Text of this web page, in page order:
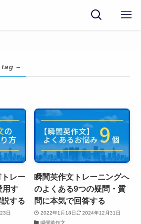
tag –
レー
用す
する
日
瞬間英作文トレーニングへ
のよくある9つの疑問・質
問に本気で回答する
2022年1月18日
2024年12月31日
瞬間英作文